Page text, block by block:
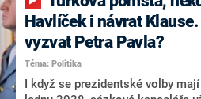
Martin Kuba. Konkrétní nebyl, ale
například senátora Zdeňka
součástí klubu ODS a TOP 09.
redakce nevyloučil. Předseda
Zdeněk Nytra redakci řekl, že
Havlíček i návrat
vyzvat Petra Pavla?
Téma: Politika
I když se prezidentské volby